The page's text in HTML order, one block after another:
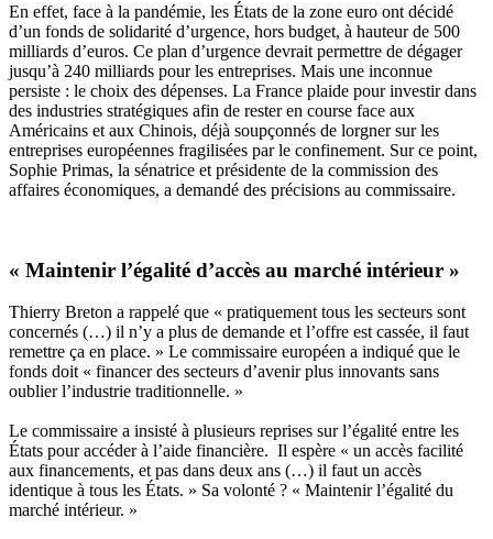
En effet, face à la pandémie, les États de la zone euro ont décidé
d’un fonds de solidarité d’urgence, hors budget, à hauteur de 500
milliards d’euros. Ce plan d’urgence devrait permettre de dégager
jusqu’à 240 milliards pour les entreprises. Mais une inconnue
persiste : le choix des dépenses. La France plaide pour investir dans
des industries stratégiques afin de rester en course face aux
Américains et aux Chinois, déjà soupçonnés de lorgner sur les
entreprises européennes fragilisées par le confinement. Sur ce point,
Sophie Primas, la sénatrice et présidente de la commission des
affaires économiques, a demandé des précisions au commissaire.
« Maintenir l’égalité d’accès au marché intérieur »
Thierry Breton a rappelé que « pratiquement tous les secteurs sont
concernés (…) il n’y a plus de demande et l’offre est cassée, il faut
remettre ça en place. » Le commissaire européen a indiqué que le
fonds doit « financer des secteurs d’avenir plus innovants sans
oublier l’industrie traditionnelle. »
Le commissaire a insisté à plusieurs reprises sur l’égalité entre les
États pour accéder à l’aide financière. Il espère « un accès facilité
aux financements, et pas dans deux ans (…) il faut un accès
identique à tous les États. » Sa volonté ? « Maintenir l’égalité du
marché intérieur. »